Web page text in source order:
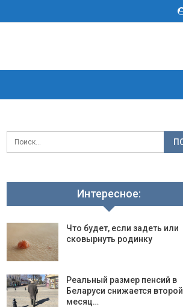
Интересное:
Что будет, если задеть или
сковырнуть родинку
Реальный размер пенсий в
Беларуси снижается второй
месяц…